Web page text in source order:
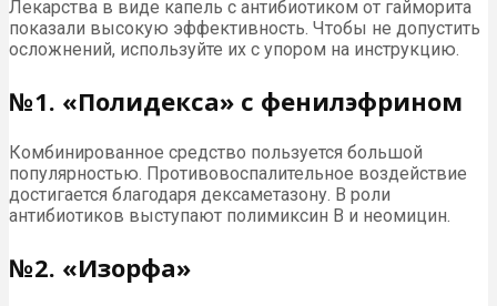
Лекарства в виде капель с антибиотиком от гайморита
показали высокую эффективность. Чтобы не допустить
осложнений, используйте их с упором на инструкцию.
№1. «Полидекса» с фенилэфрином
Комбинированное средство пользуется большой
популярностью. Противовоспалительное воздействие
достигается благодаря дексаметазону. В роли
антибиотиков выступают полимиксин B и неомицин.
№2. «Изорфа»